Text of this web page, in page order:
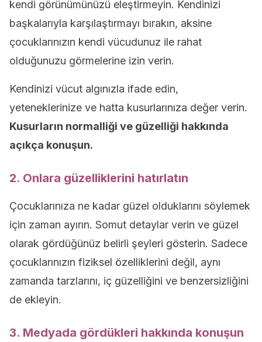
kendi görünümünüzü eleştirmeyin. Kendinizi
başkalarıyla karşılaştırmayı bırakın, aksine
çocuklarınızın kendi vücudunuz ile rahat
olduğunuzu görmelerine izin verin.
Kendinizi vücut algınızla ifade edin,
yeteneklerinize ve hatta kusurlarınıza değer verin.
Kusurların normalliği ve güzelliği hakkında
açıkça konuşun.
2. Onlara güzelliklerini hatırlatın
Çocuklarınıza ne kadar güzel olduklarını söylemek
için zaman ayırın. Somut detaylar verin ve güzel
olarak gördüğünüz belirli şeyleri gösterin. Sadece
çocuklarınızın fiziksel özelliklerini değil, aynı
zamanda tarzlarını, iç güzelliğini ve benzersizliğini
de ekleyin.
3. Medyada gördükleri hakkında konuşun